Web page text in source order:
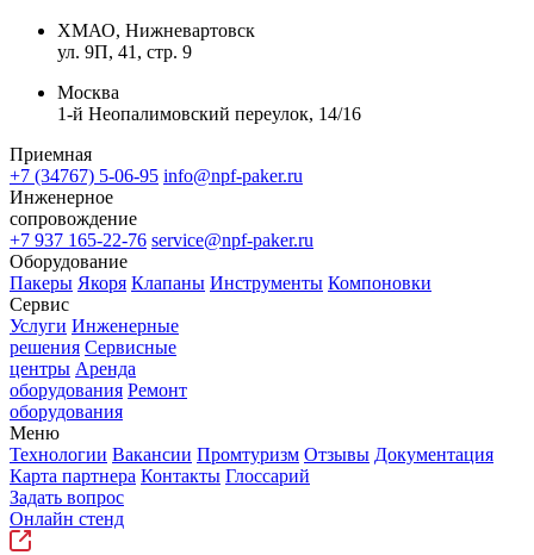
ХМАО, Нижневартовск
ул. 9П, 41, стр. 9
Москва
1-й Неопалимовский переулок, 14/16
Приемная
+7 (34767) 5-06-95 info@npf-paker.ru
Инженерное
сопровождение
+7 937 165-22-76 service@npf-paker.ru
Оборудование
Пакеры Якоря Клапаны Инструменты Компоновки
Сервис
Услуги Инженерные
решения Сервисные
центры Аренда
оборудования Ремонт
оборудования
Меню
Технологии Вакансии Промтуризм Отзывы Документация
Карта партнера Контакты Глоссарий
Задать вопрос
Онлайн стенд